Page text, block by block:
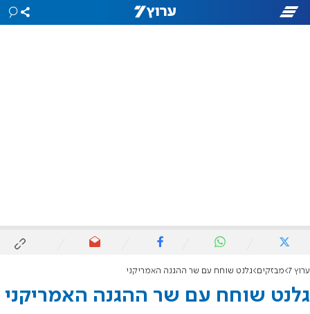
ערוץ 7 מבזקים גלנט שוחח עם שר ההגנה האמריקני
גלנט שוחח עם שר ההגנה האמריקני